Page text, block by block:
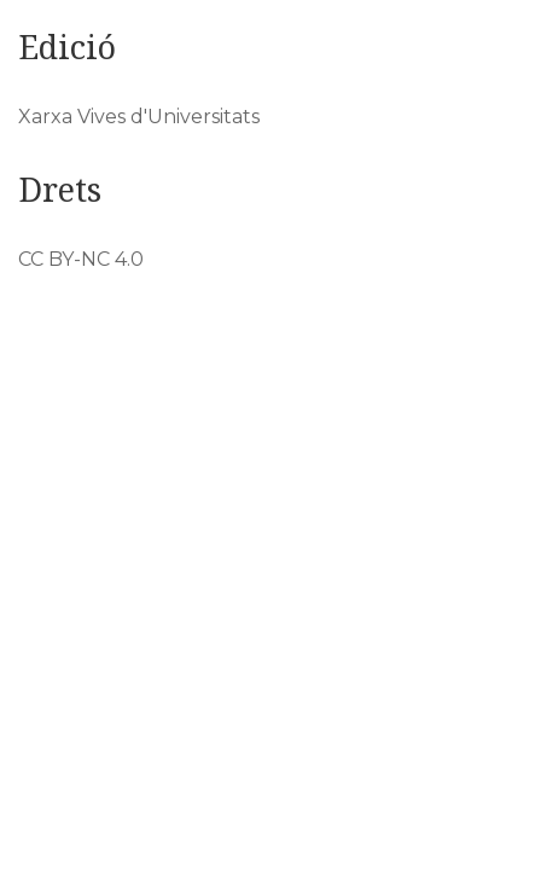
Edició
Xarxa Vives d'Universitats
Drets
CC BY-NC 4.0